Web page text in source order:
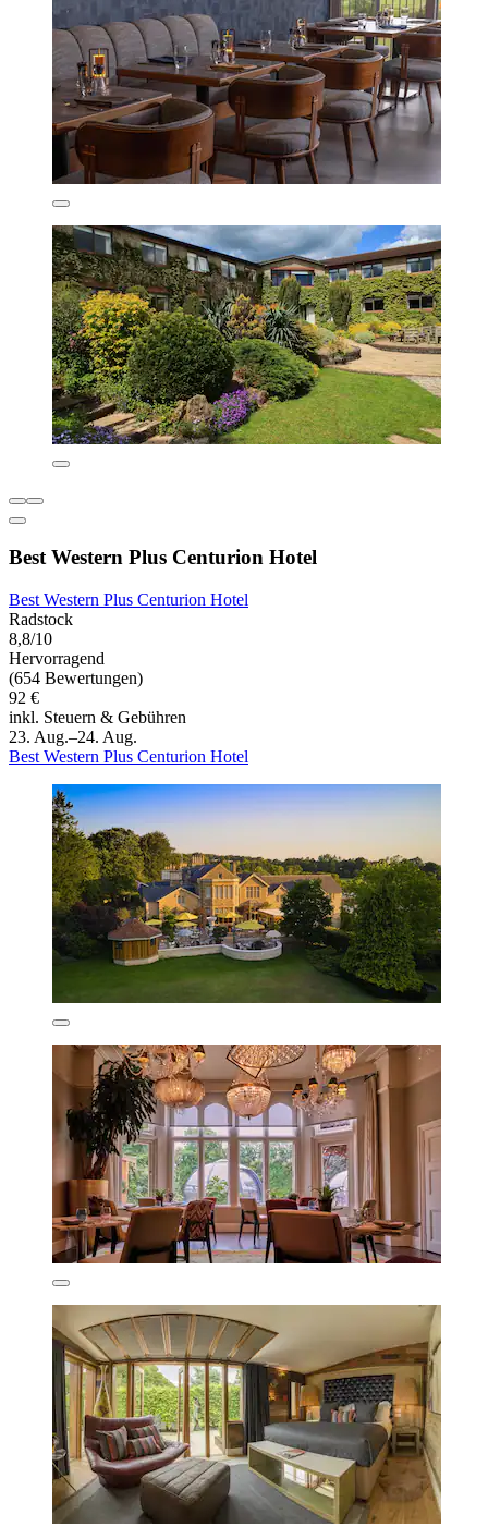
Best Western Plus Centurion Hotel
Best Western Plus Centurion Hotel
Radstock
8,8/10
Hervorragend
(654 Bewertungen)
92 €
inkl. Steuern & Gebühren
23. Aug.–24. Aug.
Best Western Plus Centurion Hotel